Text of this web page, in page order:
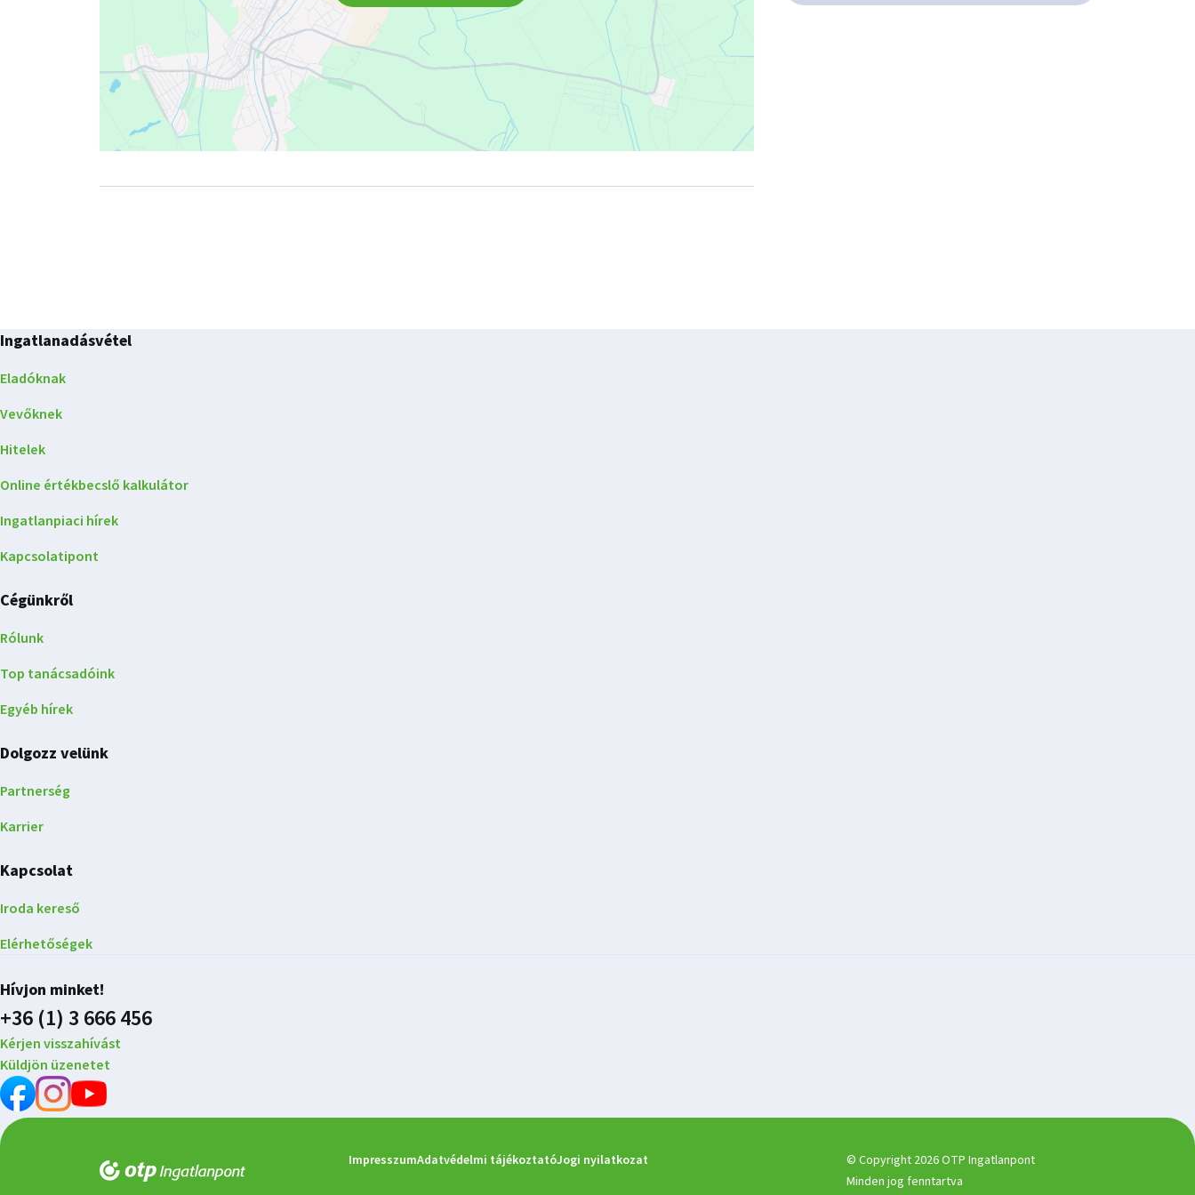
Ingatlanadásvétel
Eladóknak
Vevőknek
Hitelek
Online értékbecslő kalkulátor
Ingatlanpiaci hírek
Kapcsolatipont
Cégünkről
Rólunk
Top tanácsadóink
Egyéb hírek
Dolgozz velünk
Partnerség
Karrier
Kapcsolat
Iroda kereső
Elérhetőségek
Hívjon minket!
+36 (1) 3 666 456
Kérjen visszahívást
Küldjön üzenetet
ImpresszumAdatvédelmi tájékoztatóJogi nyilatkozat
© Copyright 2026 OTP Ingatlanpont
Minden jog fenntartva